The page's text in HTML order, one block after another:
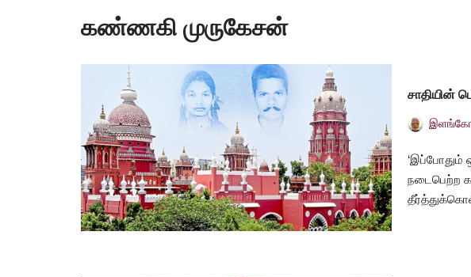
கண்ணகி முருகேசன்
சாதியின்
‘இப்போதும்
நடைபெற்ற